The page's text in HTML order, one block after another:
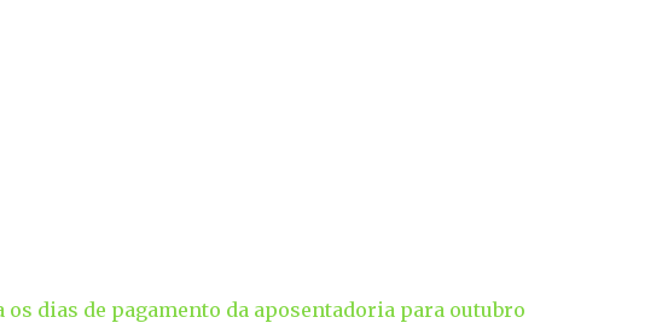
os dias de pagamento da aposentadoria para outubro